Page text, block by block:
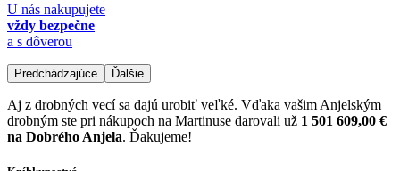
U nás nakupujete
vždy bezpečne
a s dôverou
Predchádzajúce Ďalšie
Aj z drobných vecí sa dajú urobiť veľké. Vďaka vašim Anjelským
drobným ste pri nákupoch na Martinuse darovali už 1 501 609,00 €
na Dobrého Anjela. Ďakujeme!